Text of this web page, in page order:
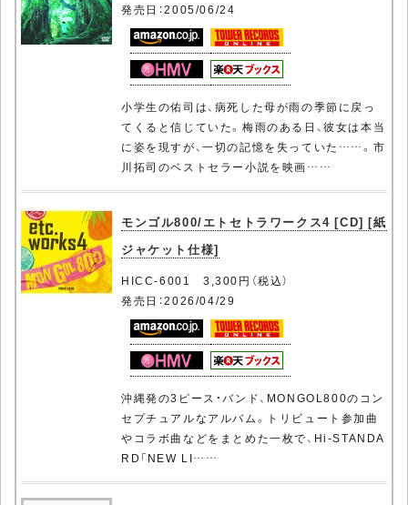
発売日：2005/06/24
小学生の佑司は、病死した母が雨の季節に戻っ
てくると信じていた。梅雨のある日、彼女は本当
に姿を現すが、一切の記憶を失っていた……。市
川拓司のベストセラー小説を映画……
モンゴル800/エトセトラワークス4 [CD] [紙
ジャケット仕様]
HICC-6001 3,300円（税込）
発売日：2026/04/29
沖縄発の3ピース・バンド、MONGOL800のコン
セプチュアルなアルバム。トリビュート参加曲
やコラボ曲などをまとめた一枚で、Hi-STANDA
RD「NEW LI……